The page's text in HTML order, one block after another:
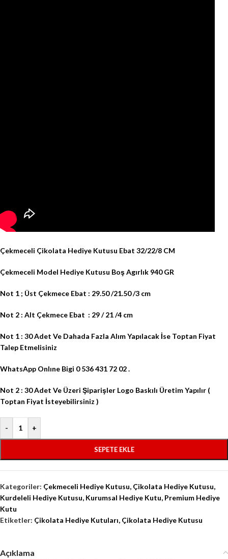
Çekmeceli Çikolata Hediye Kutusu Ebat 32/22/8 CM
Çekmeceli Model Hediye Kutusu Boş Agırlık 940 GR
Not 1 ; Üst Çekmece Ebat : 29.50 /21.50 /3 cm
Not 2 : Alt Çekmece Ebat : 29 / 21 /4 cm
Not 1 : 30 Adet Ve Dahada Fazla Alım Yapılacak İse Toptan Fiyat
Talep Etmelisiniz
WhatsApp Onlıne Bigi 0 536 431 72 02 .
Not 2 : 30 Adet Ve Üzeri Şiparişler Logo Baskılı Üretim Yapılır (
Toptan Fiyat İsteyebilirsiniz )
- +
SEPETE EKLE
Kategoriler: Çekmeceli Hediye Kutusu, Çikolata Hediye Kutusu,
Kurdeleli Hediye Kutusu, Kurumsal Hediye Kutu, Premium Hediye
Kutu
Etiketler: Çikolata Hediye Kutuları, Çikolata Hediye Kutusu
Açıklama